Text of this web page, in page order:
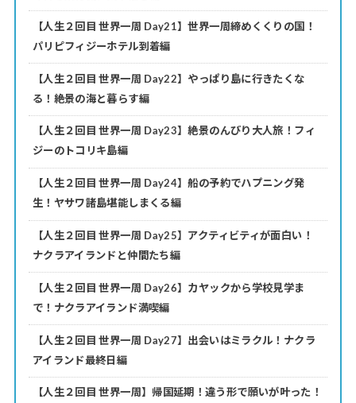
【人生２回目 世界一周 Day21】世界一周締めくくりの国！
パリピフィジーホテル到着編
【人生２回目 世界一周 Day22】やっぱり島に行きたくな
る！絶景の海と暮らす編
【人生２回目 世界一周 Day23】絶景のんびり大人旅！フィ
ジーのトコリキ島編
【人生２回目 世界一周 Day24】船の予約でハプニング発
生！ヤサワ諸島堪能しまくる編
【人生２回目 世界一周 Day25】アクティビティが面白い！
ナクラアイランドと仲間たち編
【人生２回目 世界一周 Day26】カヤックから学校見学ま
で！ナクラアイランド満喫編
【人生２回目 世界一周 Day27】出会いはミラクル！ナクラ
アイランド最終日編
【人生２回目 世界一周】帰国延期！違う形で願いが叶った！